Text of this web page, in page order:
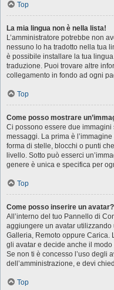
Top
La mia lingua non è nella lista!
L’amministratore potrebbe non
nessuno lo ha tradotto nella tua
è possibile installare la tua
traduzione. Puoi trovare altre
collegamento in fondo ad ogni
Top
Come posso mostrare
Ci possono essere due
messaggi. La prima è
forma di stelle, blocchi o punti
livello. Sotto può esserci
genere è unica e specifica per
Top
Come posso inserire un avatar?
All’interno del tuo Pannello di
aggiungere un avatar utilizzando
Galleria, Remoto oppure Carica.
gli avatar e decide anche il
Se non ti è concesso l’uso degli
dell’amministrazione, e devi
Top